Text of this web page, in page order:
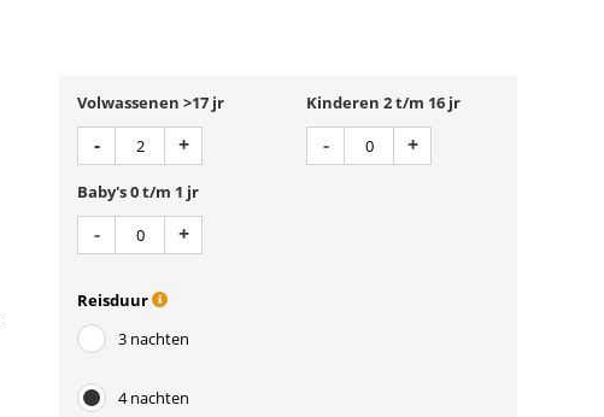
Volwassenen >17 jr
-Min 1 +Plus 1
Kinderen 2 t/m 16 jr
-Min 1 +Plus 1
Baby's 0 t/m 1 jr
-Min 1 +Plus 1
Reisduur
3 nachten
4 nachten